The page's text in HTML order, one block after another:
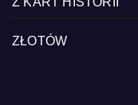
ZŁOTÓW